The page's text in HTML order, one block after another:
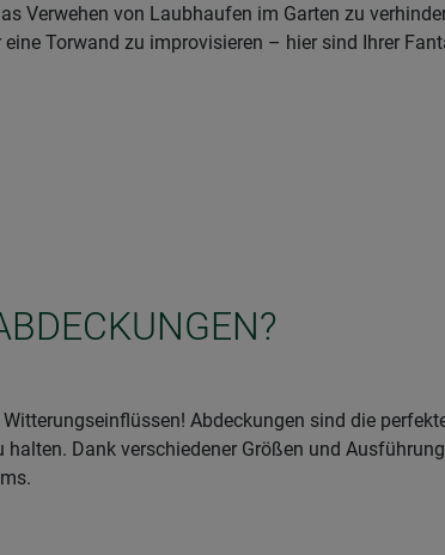
Verwehen von Laubhaufen im Garten zu
Torwand zu improvisieren – hier sind Ihrer
Abdeckungen sind die
Dank verschiedener Größen und